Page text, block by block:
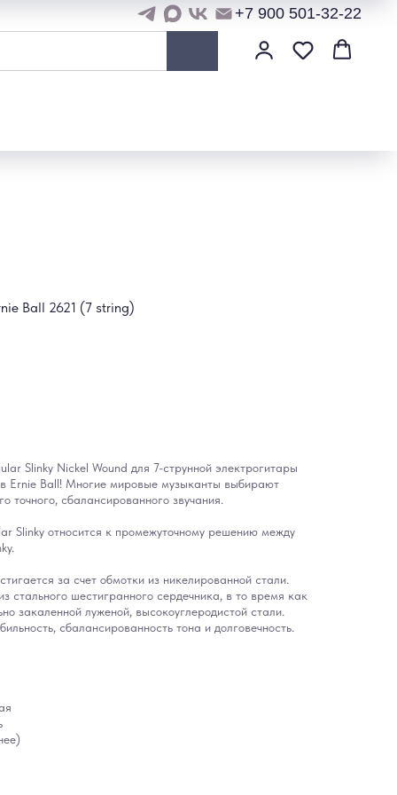
+7 900 501-32-22
Ball 2621 (7 string)
Slinky Nickel Wound для 7-струнной электрогитары
Ernie Ball! Многие мировые музыканты выбирают
точного, сбалансированного звучания.
Slinky относится к промежуточному решению между
за счет обмотки из никелированной стали.
стального шестигранного сердечника, в то время как
закаленной луженой, высокоуглеродистой стали.
сбалансированность тона и долговечность.